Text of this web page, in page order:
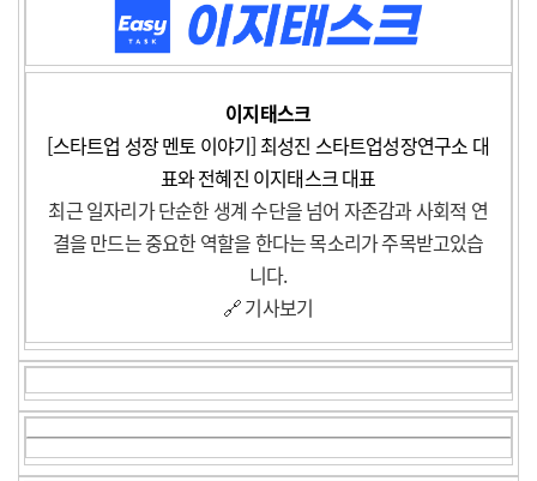
이지태스크
[스타트업 성장 멘토 이야기] 최성진 스타트업성장연구소 대
표와 전혜진 이지태스크 대표
최근 일자리가 단순한 생계 수단을 넘어 자존감과 사회적 연
결을 만드는 중요한 역할을 한다는 목소리가 주목받고있습
니다.
🔗 기사보기